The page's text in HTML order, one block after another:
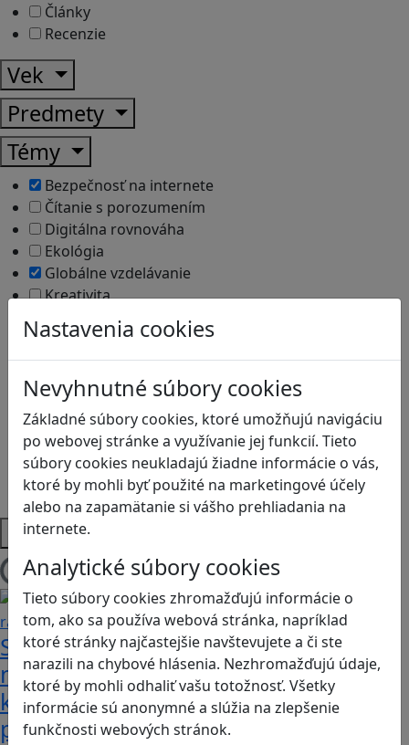
Nastavenia cookies
Nevyhnutné súbory cookies
Základné súbory cookies, ktoré umožňujú navigáciu
po webovej stránke a využívanie jej funkcií. Tieto
súbory cookies neukladajú žiadne informácie o vás,
ktoré by mohli byť použité na marketingové účely
alebo na zapamätanie si vášho prehliadania na
internete.
Analytické súbory cookies
Tieto súbory cookies zhromažďujú informácie o
tom, ako sa používa webová stránka, napríklad
ktoré stránky najčastejšie navštevujete a či ste
narazili na chybové hlásenia. Nezhromažďujú údaje,
ktoré by mohli odhaliť vašu totožnosť. Všetky
informácie sú anonymné a slúžia na zlepšenie
funkčnosti webových stránok.
Články
Recenzie
Vek
Predmety
Témy
Bezpečnosť na internete
Čítanie s porozumením
Digitálna rovnováha
Ekológia
Globálne vzdelávanie
Kreativita
Kritické myslenie
Kyberšikana
Logické myslenie
Ľudské práva a tolerancia
Motorika a koncentrácia
Programovanie/Technika
Sociálne zručnosti a kooperácia
Strategické myslenie
Zdravie a pohyb
Platformy
Načítam blogy
Sú vaše deti na Discorde? Objavte
niekoľko užitočných rád a funkcií,
ktoré pomôžu k bezpečnému
používaniu